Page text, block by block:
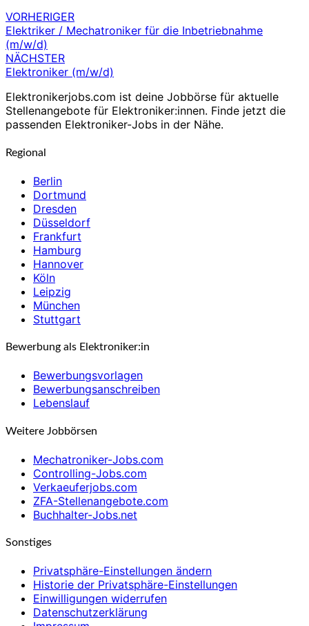
Beitragsnavigation
VORHERIGER
Elektriker / Mechatroniker für die Inbetriebnahme
(m/w/d)
NÄCHSTER
Elektroniker (m/w/d)
Elektronikerjobs.com ist deine Jobbörse für aktuelle
Stellenangebote für Elektroniker:innen. Finde jetzt die
passenden Elektroniker-Jobs in der Nähe.
Regional
Berlin
Dortmund
Dresden
Düsseldorf
Frankfurt
Hamburg
Hannover
Köln
Leipzig
München
Stuttgart
Bewerbung als Elektroniker:in
Bewerbungsvorlagen
Bewerbungsanschreiben
Lebenslauf
Weitere Jobbörsen
Mechatroniker-Jobs.com
Controlling-Jobs.com
Verkaeuferjobs.com
ZFA-Stellenangebote.com
Buchhalter-Jobs.net
Sonstiges
Privatsphäre-Einstellungen ändern
Historie der Privatsphäre-Einstellungen
Einwilligungen widerrufen
Datenschutzerklärung